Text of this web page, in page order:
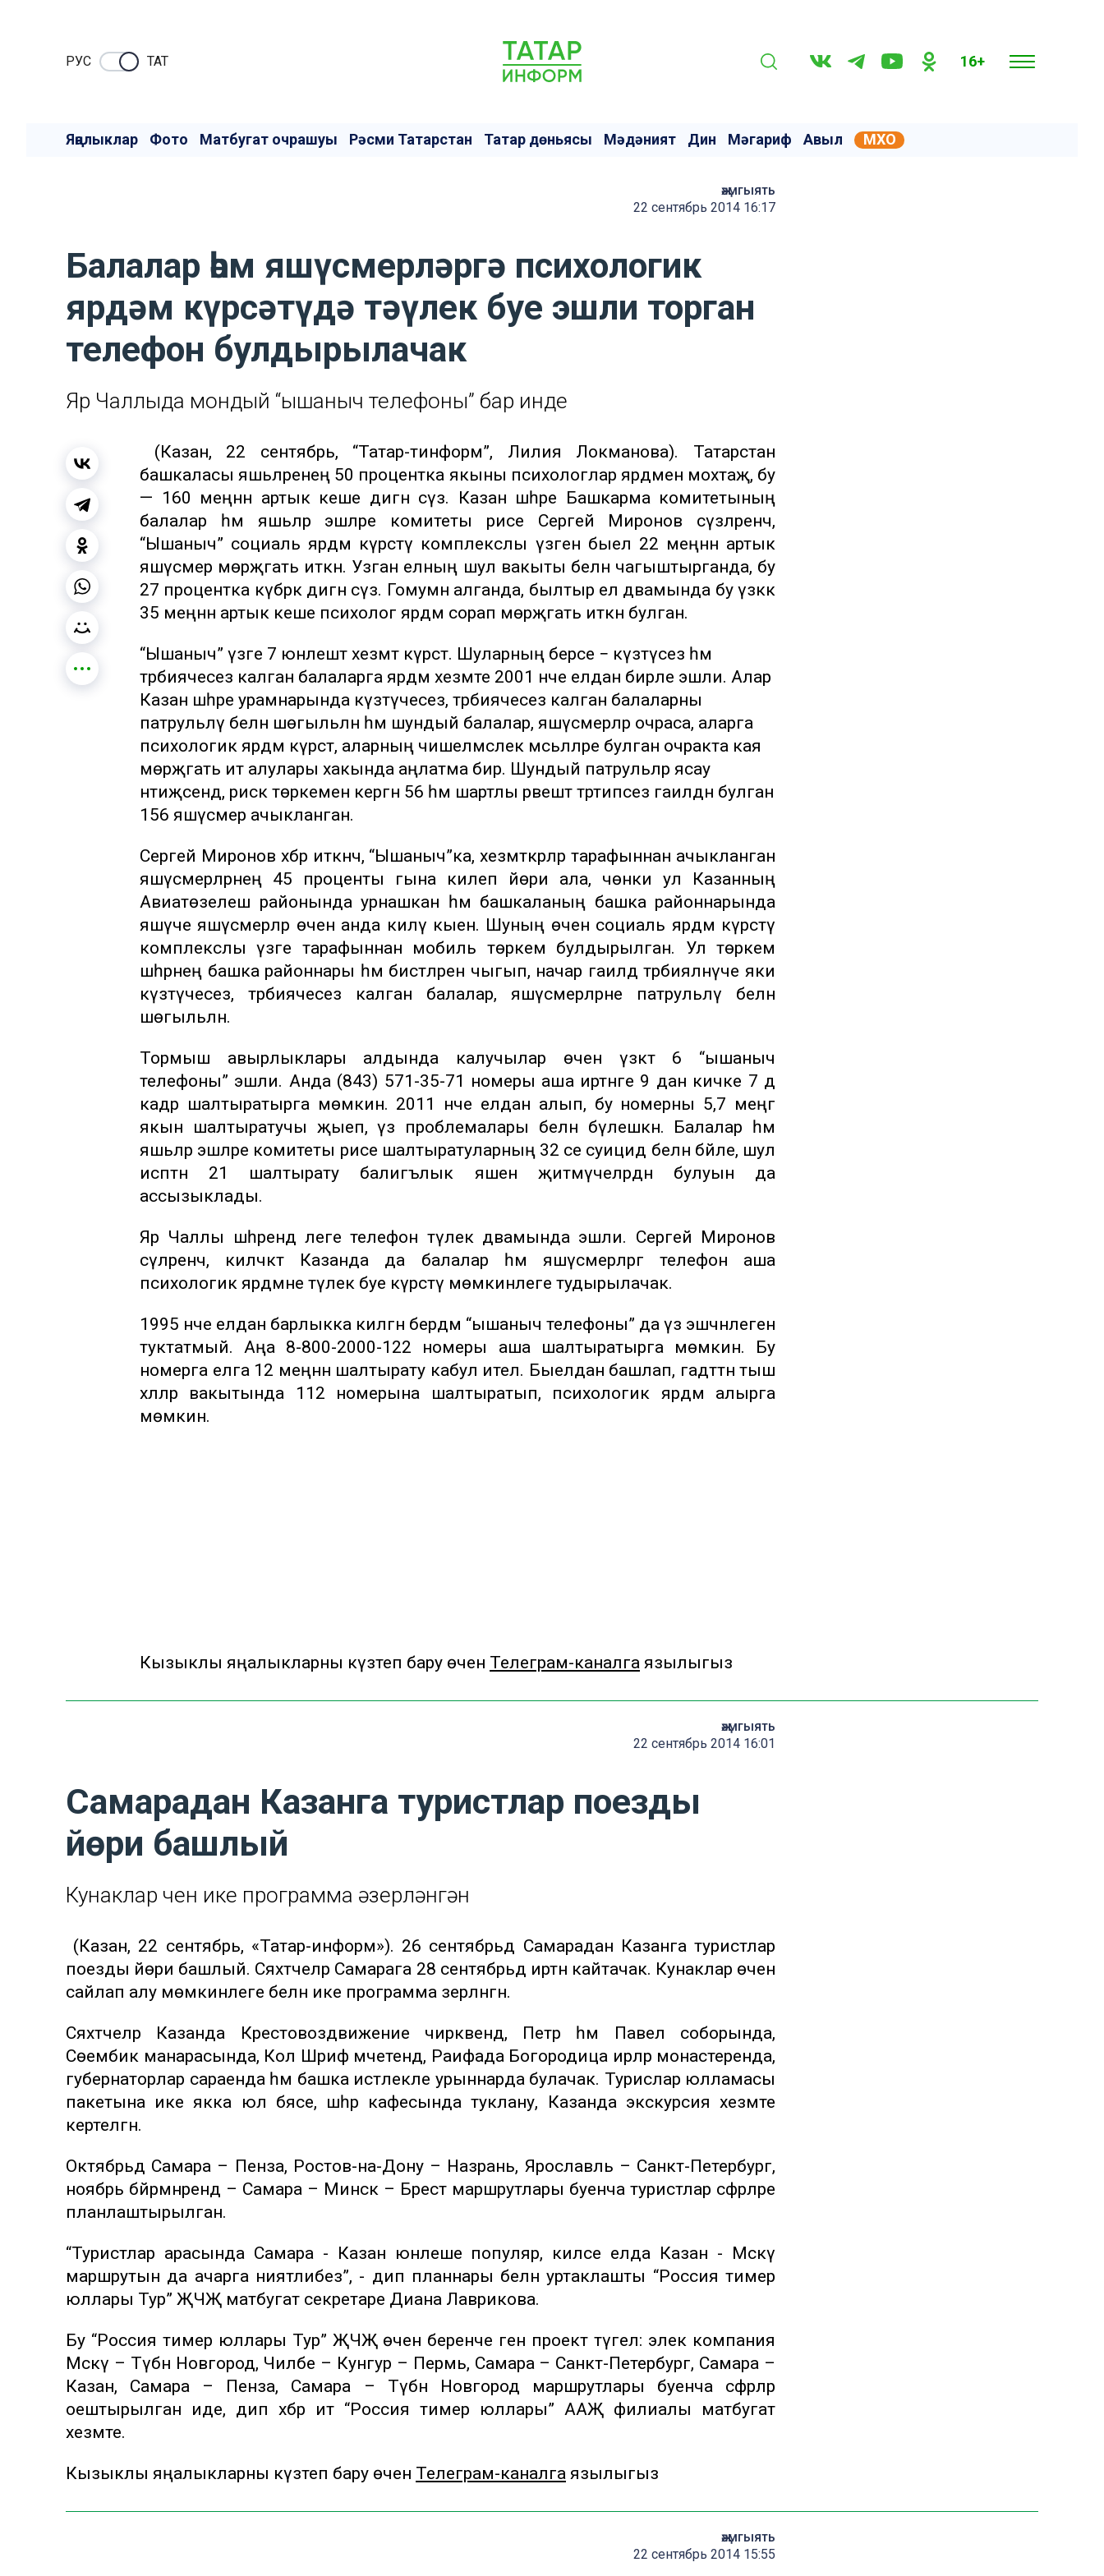
РУC ТАТ 16+
Яңалыклар Фото Матбугат очрашуы Рәсми Татарстан Татар дөньясы Мәдәният Дин Мәгариф Авыл МХО
җәмгыять
22 сентябрь 2014 16:17
Балалар һәм яшүсмерләргә психологик
ярдәм күрсәтүдә тәүлек буе эшли торган
телефон булдырылачак
Яр Чаллыда мондый “ышаныч телефоны” бар инде
(Казан, 22 сентябрь, “Татар-тинформ”, Лилия Локманова). Татарстан
башкаласы яшьләренең 50 процентка якыны психологлар ярдәменә мохтаҗ, бу
— 160 меңнән артык кеше дигән сүз. Казан шәһәре Башкарма комитетының
балалар һәм яшьләр эшләре комитеты рәисе Сергей Миронов сүзләренчә,
“Ышаныч” социаль ярдәм күрсәтү комплекслы үзәгенә быел 22 меңнән артык
яшүсмер мөрәҗәгать иткән. Узган елның шул вакыты белән чагыштырганда, бу
27 процентка күбрәк дигән сүз. Гомумән алганда, былтыр ел дәвамында бу үзәккә
35 меңнән артык кеше психолог ярдәм сорап мөрәҗәгать иткән булган.
“Ышаныч” үзәге 7 юнәлештә хезмәт күрсәтә. Шуларның берсе − күзәтүсез һәм
тәрбиячесез калган балаларга ярдәм хезмәте 2001 нче елдан бирле эшли. Алар
Казан шәһәре урамнарында күзәтүчесез, тәрбиячесез калган балаларны
патрульләү белән шөгыльләнә һәм шундый балалар, яшүсмерләр очраса, аларга
психологик ярдәм күрсәтә, аларның чишелмәслек мәсьәләләре булган очракта кая
мөрәҗәгать итә алулары хакында аңлатма бирә. Шундый патрульләр ясау
нәтиҗәсендә, риск төркеменә кергән 56 һәм шартлы рәвештә тәртипсез гаиләдән булган
156 яшүсмер ачыкланган.
Сергей Миронов хәбәр иткәнчә, “Ышаныч”ка, хезмәткәрләр тарафыннан ачыкланган
яшүсмерләрнең 45 проценты гына килеп йөри ала, чөнки ул Казанның
Авиатөзелеш районында урнашкан һәм башкаланың башка районнарында
яшәүче яшүсмерләр өчен анда килү кыен. Шуның өчен социаль ярдәм күрсәтү
комплекслы үзәге тарафыннан мобиль төркем булдырылган. Ул төркем
шәһәрнең башка районнары һәм бистәләренә чыгып, начар гаиләдә тәрбияләнүче яки
күзәтүчесез, тәрбиячесез калган балалар, яшүсмерләрне патрульләү белән
шөгыльләнә.
Тормыш авырлыклары алдында калучылар өчен үзәктә 6 “ышаныч
телефоны” эшли. Анда (843) 571-35-71 номеры аша иртәнге 9 дан кичке 7 дә
кадәр шалтыратырга мөмкин. 2011 нче елдан алып, бу номерны 5,7 меңгә
якын шалтыратучы җыеп, үз проблемалары белән бүлешкән. Балалар һәм
яшьләр эшләре комитеты рәисе шалтыратуларның 32 се суицид белән бәйле, шул
исәптән 21 шалтырату балигълык яшенә җитмәүчеләрдән булуын да
ассызыклады.
Яр Чаллы шәһәрендә әлеге телефон тәүлек дәвамында эшли. Сергей Миронов
сүәләренчә, киләчәктә Казанда да балалар һәм яшүсмерләргә телефон аша
психологик ярдәмне тәүлек буе күрсәтү мөмкинлеге тудырылачак.
1995 нче елдан барлыкка килгән бердәм “ышаныч телефоны” да үз эшчәнлеген
туктатмый. Аңа 8-800-2000-122 номеры аша шалтыратырга мөмкин. Бу
номерга елга 12 меңнән шалтырату кабул ителә. Быелдан башлап, гадәттән тыш
хәлләр вакытында 112 номерына шалтыратып, психологик ярдәм алырга
мөмкин.
Кызыклы яңалыкларны күзәтеп бару өчен Телеграм-каналга язылыгыз
җәмгыять
22 сентябрь 2014 16:01
Самарадан Казанга туристлар поезды
йөри башлый
Кунаклар өчен ике программа әзерләнгән
(Казан, 22 сентябрь, «Татар-информ»). 26 сентябрьдә Самарадан Казанга туристлар
поезды йөри башлый. Сәяхәтчеләр Самарага 28 сентябрьдә иртән кайтачак. Кунаклар өчен
сайлап алу мөмкинлеге белән ике программа әзерләнгән.
Сәяхәтчеләр Казанда Крестовоздвижение чиркәвендә, Петр һәм Павел соборында,
Сөембикә манарасында, Кол Шәриф мәчетендә, Раифада Богородица ирләр монастеренда,
губернаторлар сараенда һәм башка истәлекле урыннарда булачак. Турислар юлламасы
пакетына ике якка юл бәясе, шәһәр кафесында туклану, Казанда экскурсия хезмәте
кертелгән.
Октябрьдә Самара – Пенза, Ростов-на-Дону – Назрань, Ярославль – Санкт-Петербург,
ноябрь бәйрәмнәрендә – Самара – Минск – Брест маршрутлары буенча туристлар сәфәрләре
планлаштырылган.
“Туристлар арасында Самара - Казан юнәлеше популяр, киләсе елда Казан - Мәскәү
маршрутын да ачарга ниятлибез”, - дип планнары белән уртаклашты “Россия тимер
юллары Тур” ҖЧҖ матбугат секретаре Диана Лаврикова.
Бу “Россия тимер юллары Тур” ҖЧҖ өчен беренче генә проект түгел: элек компания
Мәскәү – Түбән Новгород, Чиләбе – Кунгур – Пермь, Самара – Санкт-Петербург, Самара –
Казан, Самара – Пенза, Самара – Түбән Новгород маршрутлары буенча сәфәрләр
оештырылган иде, дип хәбәр итә “Россия тимер юллары” ААҖ филиалы матбугат
хезмәте.
Кызыклы яңалыкларны күзәтеп бару өчен Телеграм-каналга язылыгыз
җәмгыять
22 сентябрь 2014 15:55